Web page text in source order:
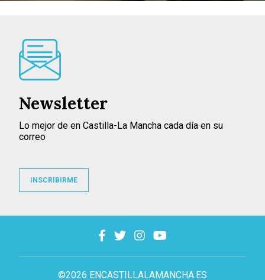
©2026 ENCASTILLALAMANCHA.ES
Newsletter
Lo mejor de en Castilla-La Mancha cada día en su
correo
INSCRIBIRME